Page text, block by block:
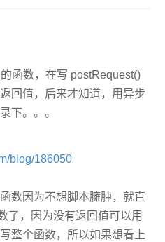
函数，在写 postRequest()
回值，后来才知道，用异步
下。。。
blog/186050
数因为不想脚本臃肿，就直
了，因为没有返回值可以用
整个函数，所以如果想看上